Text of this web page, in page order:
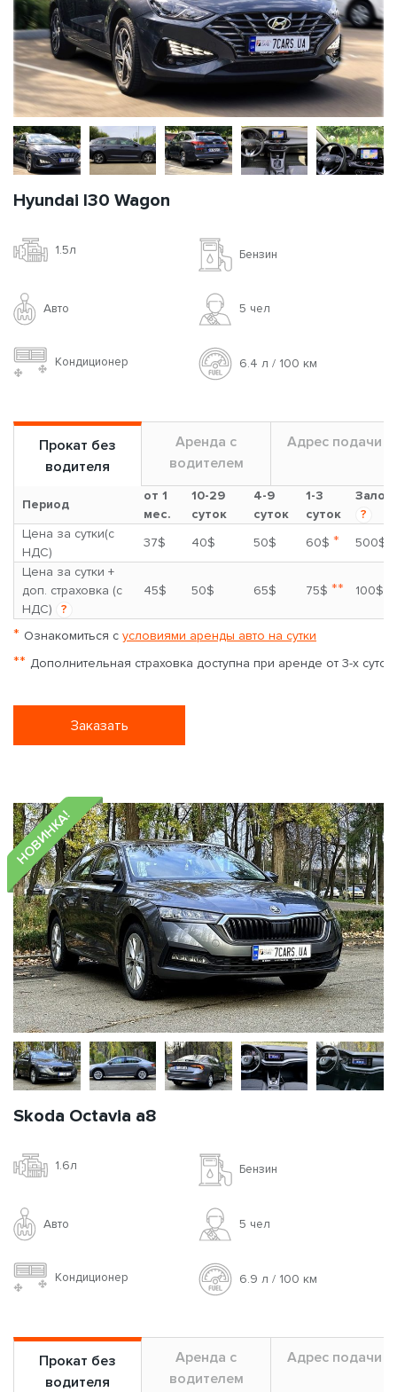
Hyundai I30 Wagon
1.5л Бензин
Авто 5 чел
Кондиционер 6.4 л / 100 км
Прокат без
водителя
Аренда с
водителем
Адрес подачи
Период
от 1
мес.
10-29
суток
4-9
суток
1-3
суток
Залог
?
Цена за сутки(с
НДС)
37$ 40$ 50$ 60$ *
500$
Цена за сутки +
доп. страховка (с
НДС)
?
45$ 50$ 65$ 75$ ** 100$
* Ознакомиться с условиями аренды авто на сутки
** Дополнительная страховка доступна при аренде от 3-х суток
Заказать
НОВИНКА!
Skoda Octavia a8
1.6л Бензин
Авто 5 чел
Кондиционер 6.9 л / 100 км
Прокат без
водителя
Аренда с
водителем
Адрес подачи